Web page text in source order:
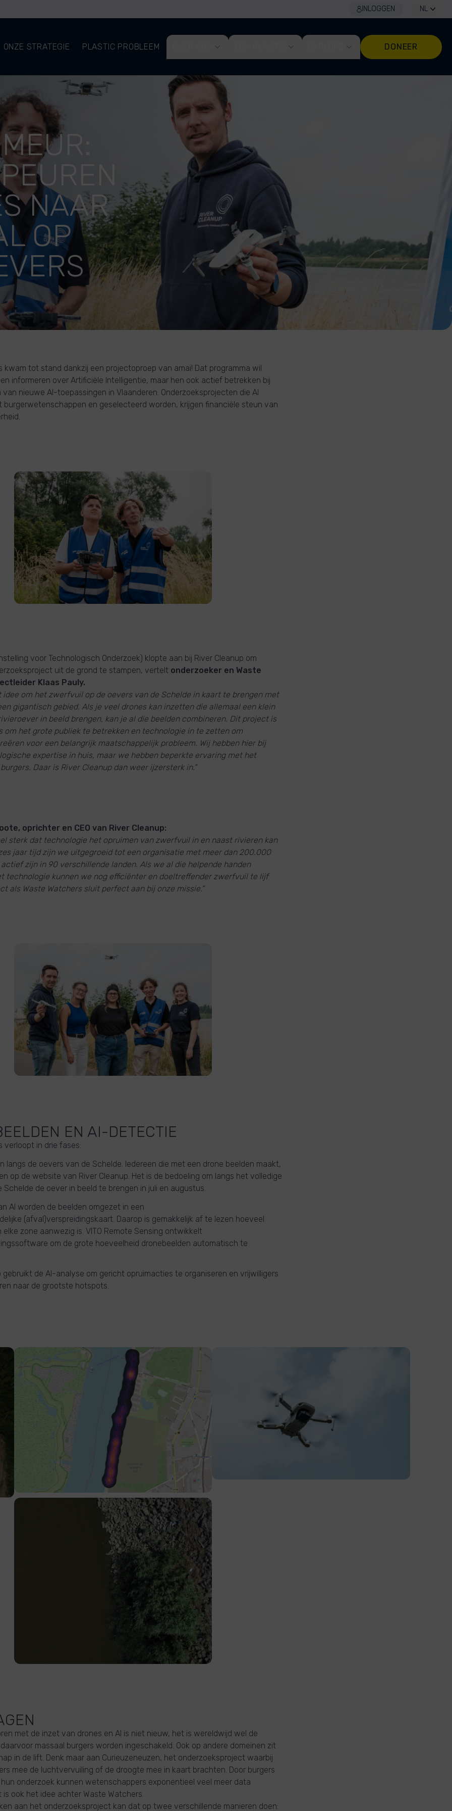
INLOGGEN NL
ONZE STRATEGIE
PLASTIC PROBLEEM DONEER
NAAR
OP
kwam tot stand dankzij een projectoproep van amai! Dat programma wil
informeren over Artificiële Intelligentie, maar hen ook actief betrekken bij
nieuwe AI-toepassingen in Vlaanderen. Onderzoeksprojecten die AI
burgerwetenschappen en geselecteerd worden, krijgen financiële steun van
voor Technologisch Onderzoek) klopte aan bij River Cleanup om
uit de grond te stampen, vertelt onderzoeker en Waste
Klaas Pauly.
idee om het zwerfvuil op de oevers van de Schelde in kaart te brengen met
gigantisch gebied. Als je veel drones kan inzetten die allemaal een klein
in beeld brengen, kan je al die beelden combineren. Dit project is
om het grote publiek te betrekken en technologie in te zetten om
voor een belangrijk maatschappelijk probleem. Wij hebben hier bij
expertise in huis, maar we hebben beperkte ervaring met het
Daar is River Cleanup dan weer ijzersterk in.”
oprichter en CEO van River Cleanup:
sterk dat technologie het opruimen van zwerfvuil in en naast rivieren kan
jaar tijd zijn we uitgegroeid tot een organisatie met meer dan 200.000
zijn in 90 verschillende landen. Als we al die helpende handen
technologie kunnen we nog efficiënter en doeltreffender zwerfvuil te lijf
als Waste Watchers sluit perfect aan bij onze missie.”
EN AI-DETECTIE
verloopt in drie fases:
langs de oevers van de Schelde. Iedereen die met een drone beelden maakt,
op de website van River Cleanup. Het is de bedoeling om langs het volledige
de oever in beeld te brengen in juli en augustus.
AI worden de beelden omgezet in een
(afval)verspreidingskaart. Daarop is gemakkelijk af te lezen hoeveel
elke zone aanwezig is. VITO Remote Sensing ontwikkelt
om de grote hoeveelheid dronebeelden automatisch te
gebruikt de AI-analyse om gericht opruimacties te organiseren en vrijwilligers
naar de grootste hotspots.
met de inzet van drones en AI is niet nieuw, het is wereldwijd wel de
massaal burgers worden ingeschakeld. Ook op andere domeinen zit
in de lift. Denk maar aan Curieuzeneuzen, het onderzoeksproject waarbij
mee de luchtvervuiling of de droogte mee in kaart brachten. Door burgers
onderzoek kunnen wetenschappers exponentieel veel meer data
is ook het idee achter Waste Watchers.
aan het onderzoeksproject kan dat op twee verschillende manieren doen: